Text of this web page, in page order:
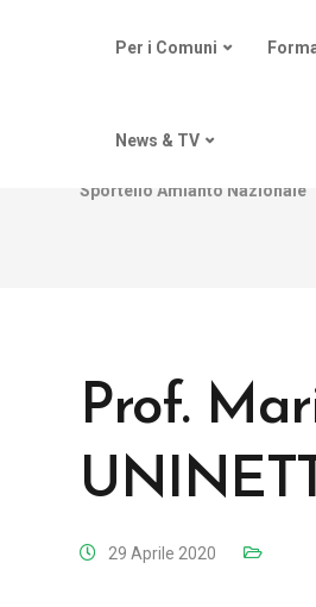
Per i Comuni
News & TV
Sportello Amianto Nazionale
Prof.
29 Aprile 2020